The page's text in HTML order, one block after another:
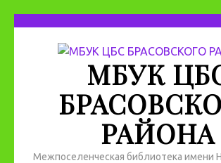
МБУК
РАЙОНА
Межпоселенческая библиотека имени